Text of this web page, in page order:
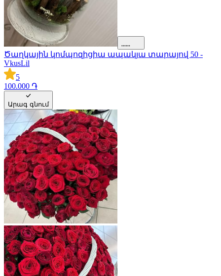
Ծաղկային կոմպոզիցիա ապակյա տարայով 50 -
VkusLil
5
100.000 ֏
Արագ գնում